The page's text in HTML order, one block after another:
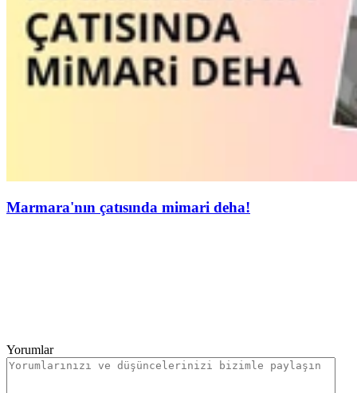
Marmara'nın çatısında mimari deha!
Yorumlar